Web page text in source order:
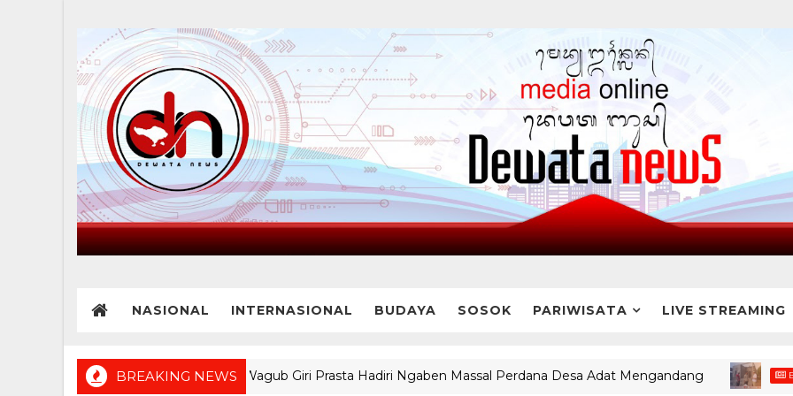
NASIONAL INTERNASIONAL BUDAYA SOSOK PARIWISATA LIVE STREAMING
BREAKING NEWS
Diikuti 16 Sawa, Wagub Giri Prasta Hadiri Ngaben Massal Perdana Desa Adat Mengandang BREAKING